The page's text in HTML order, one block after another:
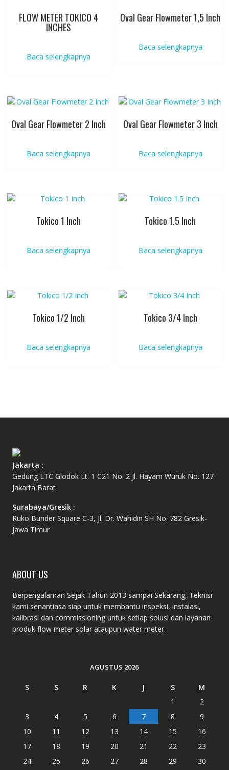
FLOW METER TOKICO 4
INCHES
Baca selengkapnya
Oval Gear Flowmeter 1,5 Inch
Baca selengkapnya
Oval Gear Flowmeter 2 Inch
Baca selengkapnya
Oval Gear Flowmeter 3 Inch
Baca selengkapnya
Tokico 1 Inch
Baca selengkapnya
Tokico 1.5 Inch
Baca selengkapnya
Tokico 1/2 Inch
Baca selengkapnya
Tokico 3/4 Inch
Baca selengkapnya
Jakarta :
Gedung LTC Glodok Lt. 1 C21 No. 2 Jl. Hayam Wuruk No. 127
Jakarta Barat
Surabaya/Gresik :
Ruko Bunder Square C-3, Jl. Dr. Wahidin SH No. 782 Gresik-
Jawa Timur
ABOUT US
Berpengalaman Sejak Tahun 2013 sampai Sekarang, Teknisi
kami senantiasa siap untuk membantu inspeksi, instalasi,
kalibrasi dan commissioning untuk setiap solusi dan layanan
produk flow meter solar ataupun water meter.
AGUSTUS 2026
S S R K J S
M
1
2
3
4 5 6 7 8
9
10
11 12 13 14 15
16
17
18 19 20 21 22
23
24
25 26 27 28 29
30